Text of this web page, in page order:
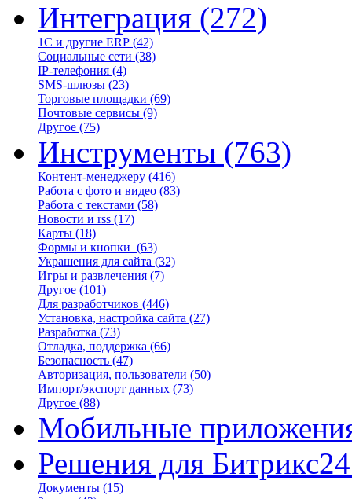
Интеграция (272)
1С и другие ERP (42)
Социальные сети (38)
IP-телефония (4)
SMS-шлюзы (23)
Торговые площадки (69)
Почтовые сервисы (9)
Другое (75)
Инструменты (763)
Контент-менеджеру (416)
Работа с фото и видео (83)
Работа с текстами (58)
Новости и rss (17)
Карты (18)
Формы и кнопки (63)
Украшения для сайта (32)
Игры и развлечения (7)
Другое (101)
Для разработчиков (446)
Установка, настройка сайта (27)
Разработка (73)
Отладка, поддержка (66)
Безопасность (47)
Авторизация, пользователи (50)
Импорт/экспорт данных (73)
Другое (88)
Мобильные
Решения для Битрикс24
Документы (15)